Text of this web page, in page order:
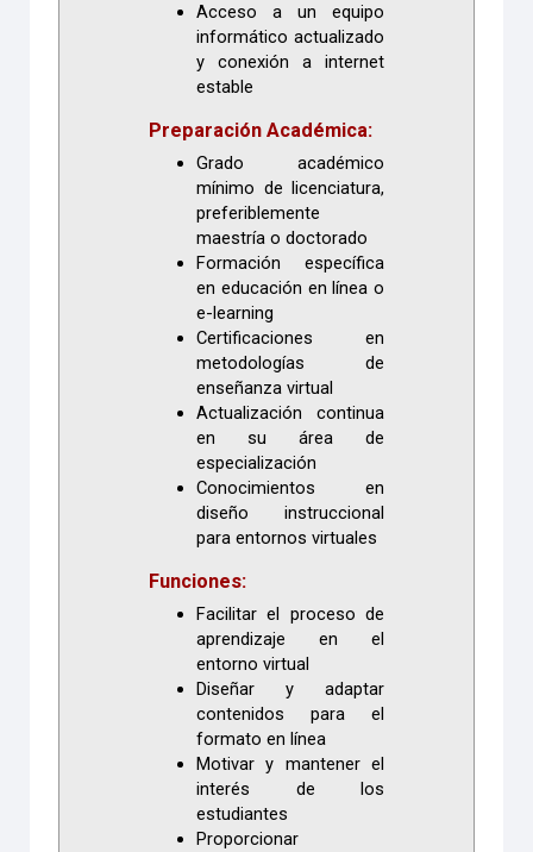
Acceso a un equipo
informático actualizado
y conexión a internet
estable
Preparación Académica:
Grado académico
mínimo de licenciatura,
preferiblemente
maestría o doctorado
Formación específica
en educación en línea o
e-learning
Certificaciones en
metodologías de
enseñanza virtual
Actualización continua
en su área de
especialización
Conocimientos en
diseño instruccional
para entornos virtuales
Funciones:
Facilitar el proceso de
aprendizaje en el
entorno virtual
Diseñar y adaptar
contenidos para el
formato en línea
Motivar y mantener el
interés de los
estudiantes
Proporcionar